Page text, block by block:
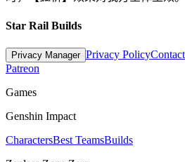
Star Rail Builds
Privacy Manager Privacy PolicyContact
Patreon
Games
Genshin Impact
CharactersBest TeamsBuilds